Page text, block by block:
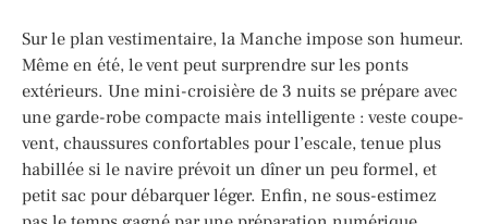
Sur le plan vestimentaire, la Manche impose son humeur.
Même en été, le vent peut surprendre sur les ponts
extérieurs. Une mini-croisière de 3 nuits se prépare avec
une garde-robe compacte mais intelligente : veste coupe-
vent, chaussures confortables pour l’escale, tenue plus
habillée si le navire prévoit un dîner un peu formel, et
petit sac pour débarquer léger. Enfin, ne sous-estimez